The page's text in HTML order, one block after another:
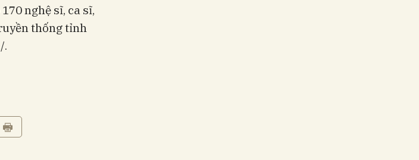
nghệ sĩ, ca sĩ,
thống tỉnh
.